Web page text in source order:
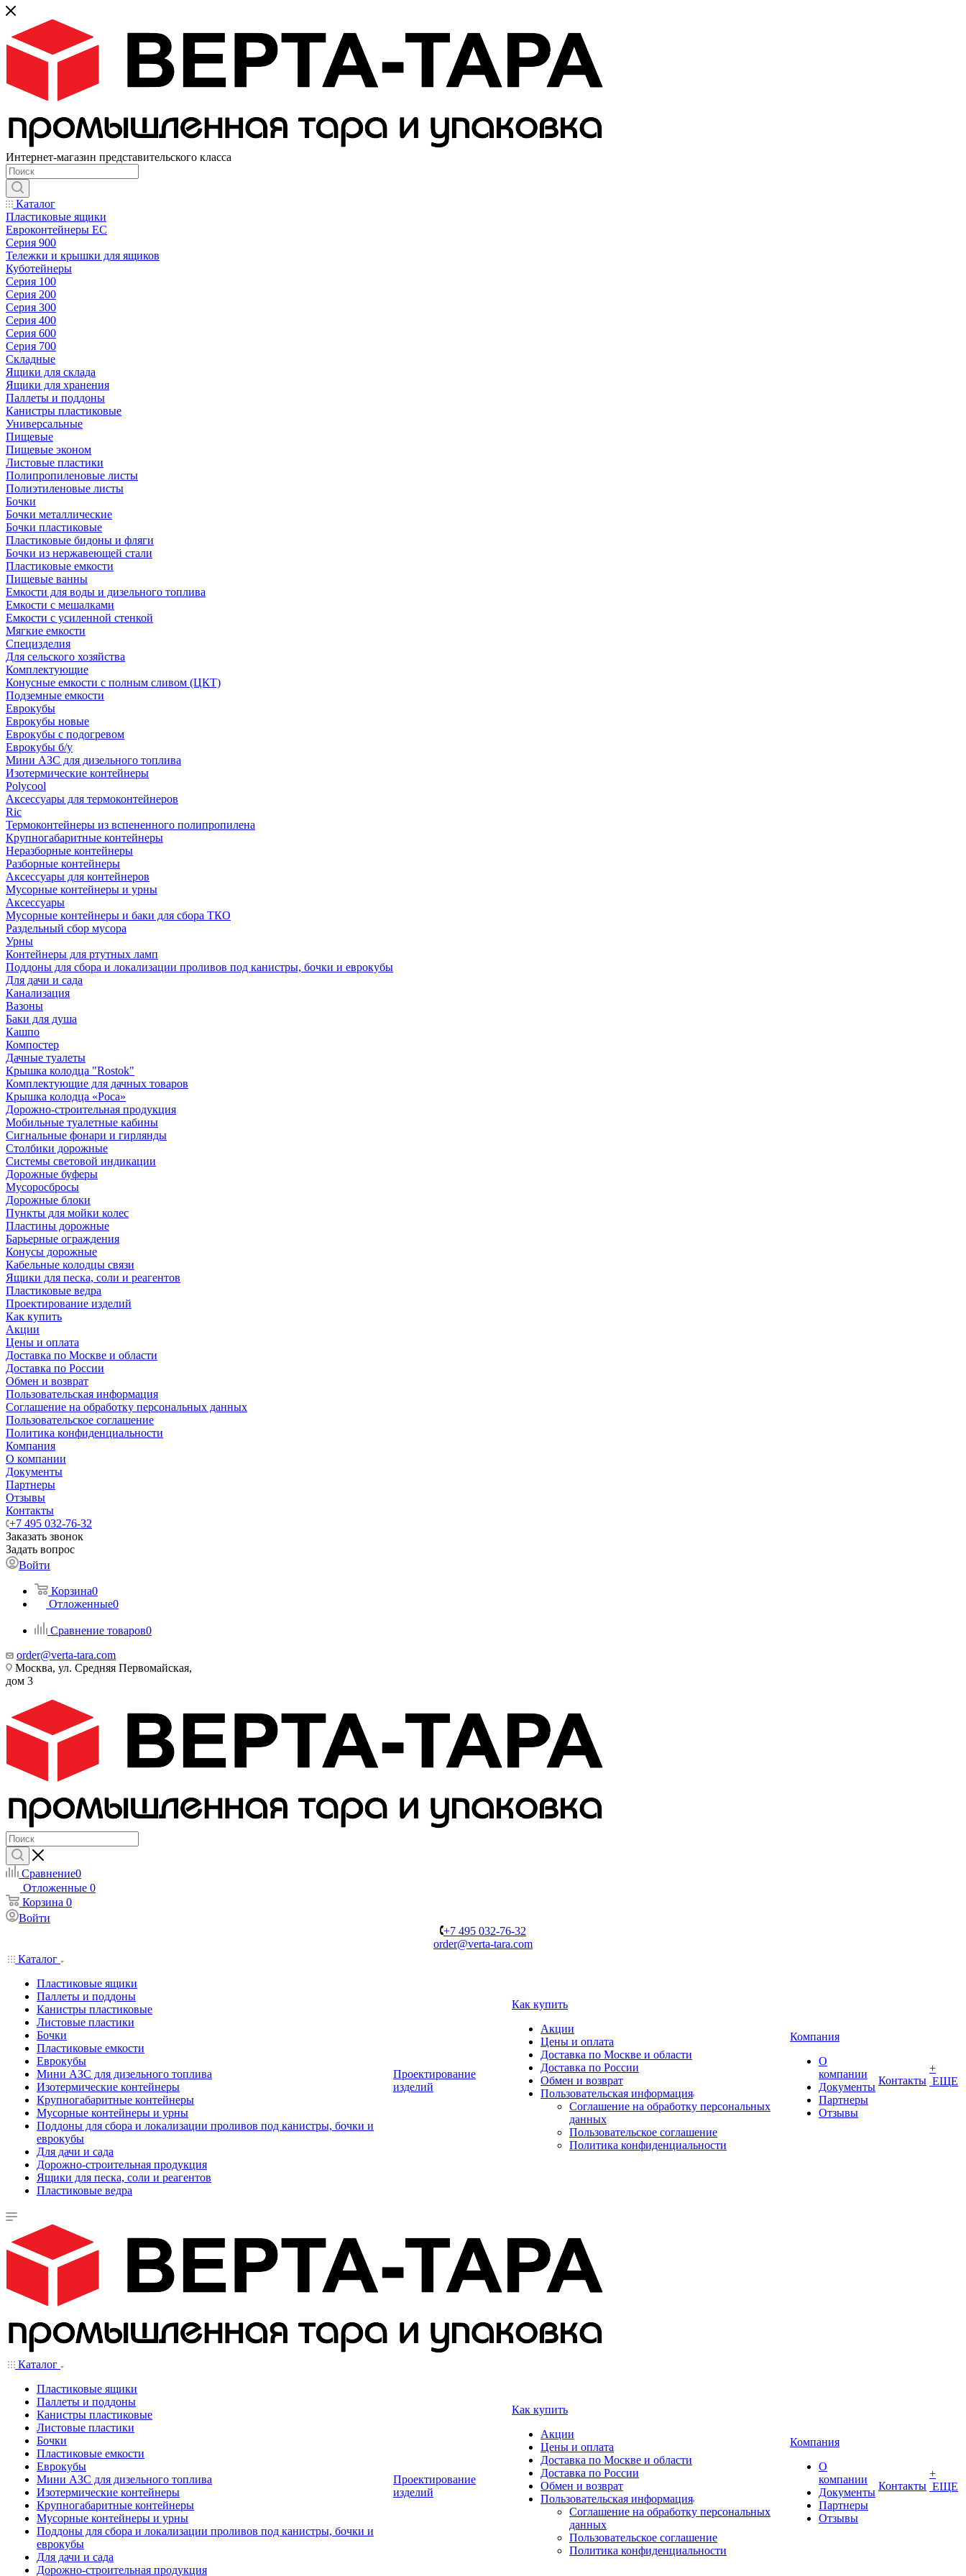
Интернет-магазин представительского класса
Каталог
Пластиковые ящики
Евроконтейнеры ЕС
Серия 900
Тележки и крышки для ящиков
Куботейнеры
Серия 100
Серия 200
Серия 300
Серия 400
Серия 600
Серия 700
Складные
Ящики для склада
Ящики для хранения
Паллеты и поддоны
Канистры пластиковые
Универсальные
Пищевые
Пищевые эконом
Листовые пластики
Полипропиленовые листы
Полиэтиленовые листы
Бочки
Бочки металлические
Бочки пластиковые
Пластиковые бидоны и фляги
Бочки из нержавеющей стали
Пластиковые емкости
Пищевые ванны
Емкости для воды и дизельного топлива
Емкости с мешалками
Емкости с усиленной стенкой
Мягкие емкости
Специзделия
Для сельского хозяйства
Комплектующие
Конусные емкости с полным сливом (ЦКТ)
Подземные емкости
Еврокубы
Еврокубы новые
Еврокубы с подогревом
Еврокубы б/у
Мини АЗС для дизельного топлива
Изотермические контейнеры
Polycool
Аксессуары для термоконтейнеров
Ric
Термоконтейнеры из вспененного полипропилена
Крупногабаритные контейнеры
Неразборные контейнеры
Разборные контейнеры
Аксессуары для контейнеров
Мусорные контейнеры и урны
Аксессуары
Мусорные контейнеры и баки для сбора ТКО
Раздельный сбор мусора
Урны
Контейнеры для ртутных ламп
Поддоны для сбора и локализации проливов под канистры, бочки и еврокубы
Для дачи и сада
Канализация
Вазоны
Баки для душа
Кашпо
Компостер
Дачные туалеты
Крышка колодца "Rostok"
Комплектующие для дачных товаров
Крышка колодца «Роса»
Дорожно-строительная продукция
Мобильные туалетные кабины
Сигнальные фонари и гирлянды
Столбики дорожные
Системы световой индикации
Дорожные буферы
Мусоросбросы
Дорожные блоки
Пункты для мойки колес
Пластины дорожные
Барьерные ограждения
Конусы дорожные
Кабельные колодцы связи
Ящики для песка, соли и реагентов
Пластиковые ведра
Проектирование изделий
Как купить
Акции
Цены и оплата
Доставка по Москве и области
Доставка по России
Обмен и возврат
Пользовательская информация
Соглашение на обработку персональных данных
Пользовательское соглашение
Политика конфиденциальности
Компания
О компании
Документы
Партнеры
Отзывы
Контакты
+7 495 032-76-32
Заказать звонок
Задать вопрос
Войти
Корзина0
Отложенные0
Сравнение товаров0
order@verta-tara.com
Москва, ул. Средняя Первомайская,
дом 3
Сравнение0
Отложенные 0
Корзина 0
Войти
+7 495 032-76-32
order@verta-tara.com
Каталог
Пластиковые ящики
Паллеты и поддоны
Канистры пластиковые
Листовые пластики
Бочки
Пластиковые емкости
Еврокубы
Мини АЗС для дизельного топлива
Изотермические контейнеры
Крупногабаритные контейнеры
Мусорные контейнеры и урны
Поддоны для сбора и локализации проливов под канистры, бочки и
еврокубы
Для дачи и сада
Дорожно-строительная продукция
Ящики для песка, соли и реагентов
Пластиковые ведра
Проектирование
изделий
Как купить
Акции
Цены и оплата
Доставка по Москве и области
Доставка по России
Обмен и возврат
Пользовательская информация
Соглашение на обработку персональных
данных
Пользовательское соглашение
Политика конфиденциальности
Компания
О
компании
Документы
Партнеры
Отзывы
Контакты
+
ЕЩЕ
Каталог
Пластиковые ящики
Паллеты и поддоны
Канистры пластиковые
Листовые пластики
Бочки
Пластиковые емкости
Еврокубы
Мини АЗС для дизельного топлива
Изотермические контейнеры
Крупногабаритные контейнеры
Мусорные контейнеры и урны
Поддоны для сбора и локализации проливов под канистры, бочки и
еврокубы
Для дачи и сада
Дорожно-строительная продукция
Проектирование
изделий
Как купить
Акции
Цены и оплата
Доставка по Москве и области
Доставка по России
Обмен и возврат
Пользовательская информация
Соглашение на обработку персональных
данных
Пользовательское соглашение
Политика конфиденциальности
Компания
О
компании
Документы
Партнеры
Отзывы
Контакты
+
ЕЩЕ